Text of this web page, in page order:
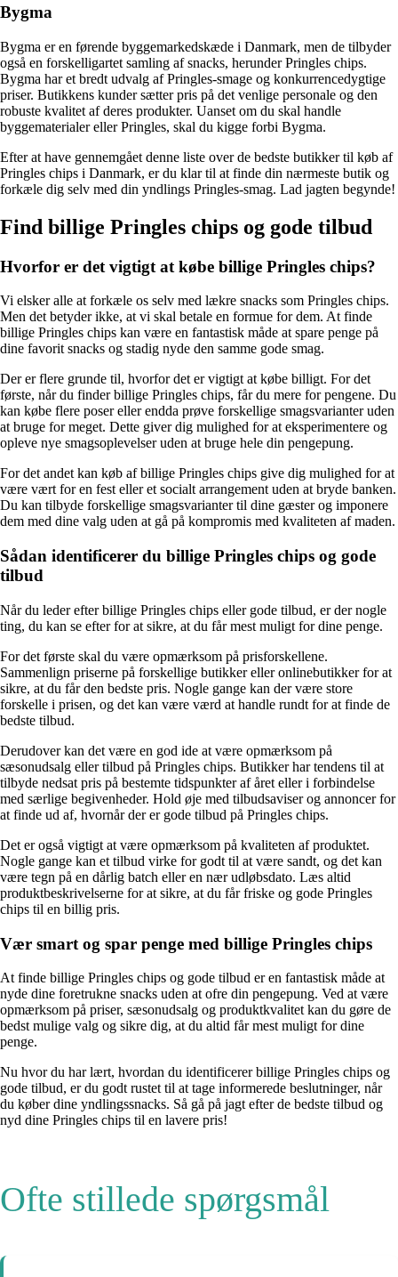
Bygma
Bygma er en førende byggemarkedskæde i Danmark, men de tilbyder
også en forskelligartet samling af snacks, herunder Pringles chips.
Bygma har et bredt udvalg af Pringles-smage og konkurrencedygtige
priser. Butikkens kunder sætter pris på det venlige personale og den
robuste kvalitet af deres produkter. Uanset om du skal handle
byggematerialer eller Pringles, skal du kigge forbi Bygma.
Efter at have gennemgået denne liste over de bedste butikker til køb af
Pringles chips i Danmark, er du klar til at finde din nærmeste butik og
forkæle dig selv med din yndlings Pringles-smag. Lad jagten begynde!
Find billige Pringles chips og gode tilbud
Hvorfor er det vigtigt at købe billige Pringles chips?
Vi elsker alle at forkæle os selv med lækre snacks som Pringles chips.
Men det betyder ikke, at vi skal betale en formue for dem. At finde
billige Pringles chips kan være en fantastisk måde at spare penge på
dine favorit snacks og stadig nyde den samme gode smag.
Der er flere grunde til, hvorfor det er vigtigt at købe billigt. For det
første, når du finder billige Pringles chips, får du mere for pengene. Du
kan købe flere poser eller endda prøve forskellige smagsvarianter uden
at bruge for meget. Dette giver dig mulighed for at eksperimentere og
opleve nye smagsoplevelser uden at bruge hele din pengepung.
For det andet kan køb af billige Pringles chips give dig mulighed for at
være vært for en fest eller et socialt arrangement uden at bryde banken.
Du kan tilbyde forskellige smagsvarianter til dine gæster og imponere
dem med dine valg uden at gå på kompromis med kvaliteten af ​​maden.
Sådan identificerer du billige Pringles chips og gode
tilbud
Når du leder efter billige Pringles chips eller gode tilbud, er der nogle
ting, du kan se efter for at sikre, at du får mest muligt for dine penge.
For det første skal du være opmærksom på prisforskellene.
Sammenlign priserne på forskellige butikker eller onlinebutikker for at
sikre, at du får den bedste pris. Nogle gange kan der være store
forskelle i prisen, og det kan være værd at handle rundt for at finde de
bedste tilbud.
Derudover kan det være en god ide at være opmærksom på
sæsonudsalg eller tilbud på Pringles chips. Butikker har tendens til at
tilbyde nedsat pris på bestemte tidspunkter af året eller i forbindelse
med særlige begivenheder. Hold øje med tilbudsaviser og annoncer for
at finde ud af, hvornår der er gode tilbud på Pringles chips.
Det er også vigtigt at være opmærksom på kvaliteten af ​​produktet.
Nogle gange kan et tilbud virke for godt til at være sandt, og det kan
være tegn på en dårlig batch eller en nær udløbsdato. Læs altid
produktbeskrivelserne for at sikre, at du får friske og gode Pringles
chips til en billig pris.
Vær smart og spar penge med billige Pringles chips
At finde billige Pringles chips og gode tilbud er en fantastisk måde at
nyde dine foretrukne snacks uden at ofre din pengepung. Ved at være
opmærksom på priser, sæsonudsalg og produktkvalitet kan du gøre de
bedst mulige valg og sikre dig, at du altid får mest muligt for dine
penge.
Nu hvor du har lært, hvordan du identificerer billige Pringles chips og
gode tilbud, er du godt rustet til at tage informerede beslutninger, når
du køber dine yndlingssnacks. Så gå på jagt efter de bedste tilbud og
nyd dine Pringles chips til en lavere pris!
Ofte stillede spørgsmål